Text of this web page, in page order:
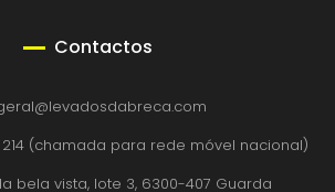
Contactos
214 (chamada para rede móvel nacional)
bela vista, lote 3, 6300-407 Guarda